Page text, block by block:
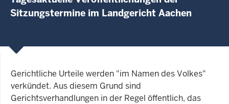
Sitzungstermine im Landgericht Aachen
Gerichtliche Urteile werden "im Namen des Volkes"
verkündet. Aus diesem Grund sind
Gerichtsverhandlungen in der Regel öffentlich, das